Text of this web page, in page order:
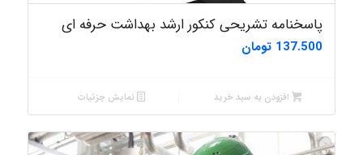
پاسخنامه تشریحی کنکور ارشد بهداشت حرفه ای
137.500 تومان